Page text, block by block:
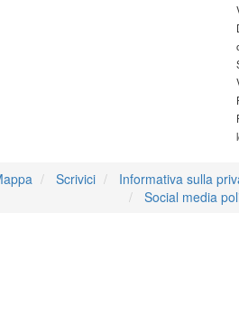
Scrivici
Informativa sulla
Social media